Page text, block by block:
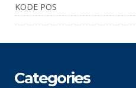
KODE POS
Categories